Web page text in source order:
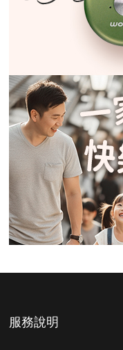
服務說明